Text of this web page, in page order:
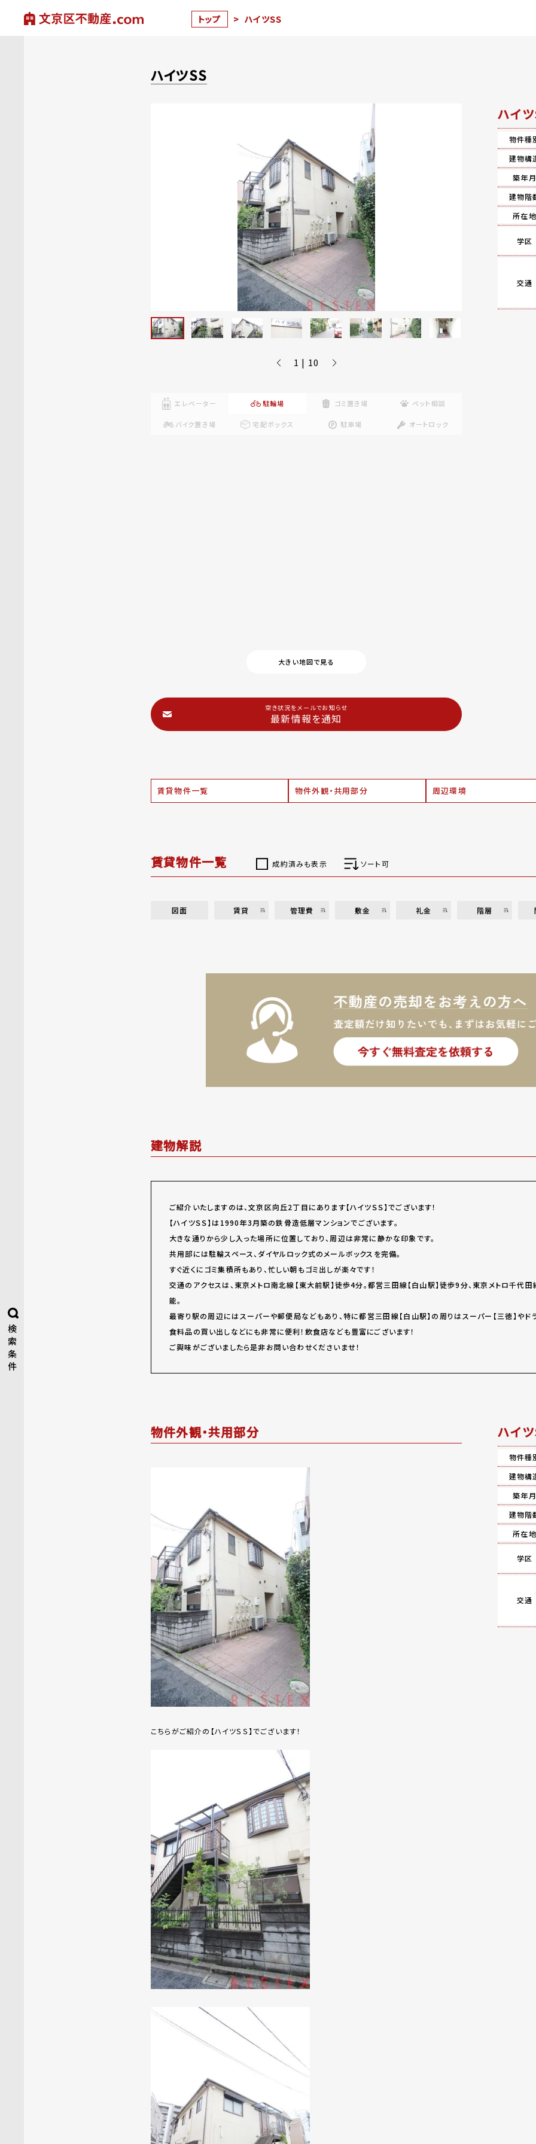
トップ > ハイツSS
検
索
条
件
ハイツSS
1 | 10
エレベーター 駐輪場 ゴミ置き場 ペット相談
バイク置き場 宅配ボックス 駐車場 オートロック
大きい地図で見る
空き状況をメールでお知らせ
最新情報を通知
賃貸物件一覧 物件外観・共用部分 周辺環境
ハイ
物件種
建物構
築年月
建物階
所在地
学区
交通
賃貸物件一覧 成約済みも表示 ソート可
図面 賃貸 管理費 敷金 礼金 階層
建物解説
ご紹介いたしますのは、文京区向丘2丁目にあります【ハイツＳＳ】でございます！
【ハイツＳＳ】は1990年3月築の鉄骨造低層マンションでございます。
大きな通りから少し入った場所に位置しており、周辺は非常に静かな印象です。
共用部には駐輪スペース、ダイヤルロック式のメールボックスを完備。
すぐ近くにゴミ集積所もあり、忙しい朝もゴミ出しが楽々です！
交通のアクセスは、東京メトロ南北線【東大前駅】徒歩4分。都営三田線【白山駅】徒歩9分、東京メトロ千代
能。
最寄り駅の周辺にはスーパーや郵便局などもあり、特に都営三田線【白山駅】の周りはスーパー【三徳】やドラ
食料品の買い出しなどにも非常に便利！飲食店なども豊富にございます！
ご興味がございましたら是非お問い合わせくださいませ！
物件外観・共用部分
こちらがご紹介の【ハイツＳＳ】でございます！
ハイ
物件種
建物構
築年月
建物階
所在地
学区
交通